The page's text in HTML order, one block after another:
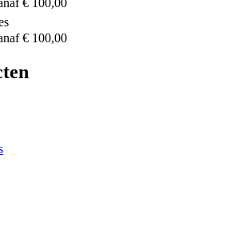
€ 100,00
Altijd het beste advies